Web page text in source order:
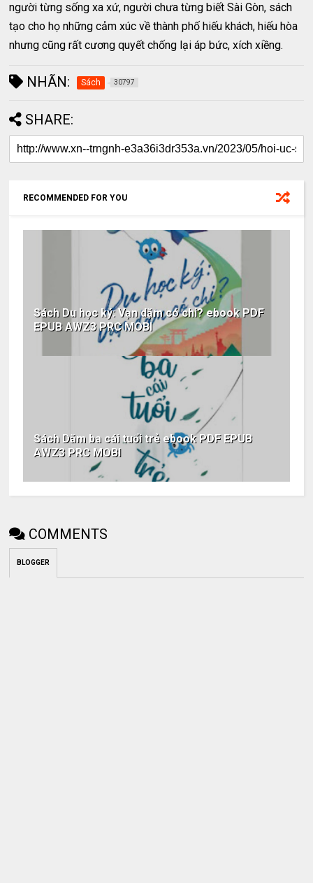
người từng sống xa xứ, người chưa từng biết Sài Gòn, sách
tạo cho họ những cảm xúc về thành phố hiếu khách, hiếu hòa
nhưng cũng rất cương quyết chống lại áp bức, xích xiềng.
NHÃN: Sách 30797
SHARE:
RECOMMENDED FOR YOU
Sách Du học ký: Vạn dặm có chi? ebook PDF
EPUB AWZ3 PRC MOBI
Sách Dăm ba cái tuổi trẻ ebook PDF EPUB
AWZ3 PRC MOBI
COMMENTS
BLOGGER